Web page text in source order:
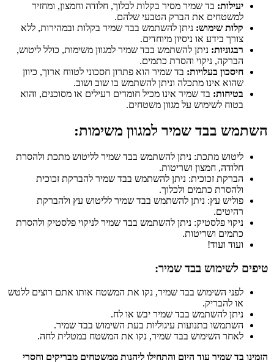
יעילות:בד שמיר מסיר בקלות לכלוך, חלודה וחמצון, ומחזיר
למשטחים את הברק הטבעי שלהם.
קלות שימוש:ניתן להשתמש בבד שמיר בקלות ובמהירות, ללא
צורך בידע או ניסיון מיוחדים.
רבגוניות:ניתן להשתמש בבד שמיר למגוון משימות, כולל ליטוש,
הברקה, ניקוי והסרת כתמים.
חיסכון בעלויות:בד שמיר הוא פתרון חסכוני לטווח ארוך, כיוון
שהוא אינו מתכלה וניתן להשתמש בו שוב ושוב.
בטיחות:בד שמיר אינו מכיל חומרים רעילים או מסוכנים, והוא
בטוח לשימוש על מגוון משטחים.
השתמש בבד שמיר למגוון משימות:
ליטוש מתכת: ניתן להשתמש בבד שמיר לליטוש מתכת ולהסרת
חלודה, חמצון ושריטות.
הברקת זכוכית: ניתן להשתמש בבד שמיר להברקת זכוכית
ולהסרת כתמים ולכלוך.
פוליש עץ: ניתן להשתמש בבד שמיר לליטוש עץ ולהברקת
רהיטים.
ניקוי פלסטיק: ניתן להשתמש בבד שמיר לניקוי פלסטיק ולהסרת
כתמים ושריטות.
ועוד ועוד!
טיפים לשימוש בבד שמיר:
לפני השימוש בבד שמיר, נקו את המשטח אותו אתם רוצים ללטש
או להבריק.
ניתן להשתמש בבד שמיר יבש או לח.
השתמשו בתנועות עיגוליות בעת השימוש בבד שמיר.
לאחר השימוש בבד שמיר, נקו את המשטח במטלית לחה.
הזמינו בד שמיר עוד היום והתחילו ליהנות ממשטחים מבריקים וחסרי